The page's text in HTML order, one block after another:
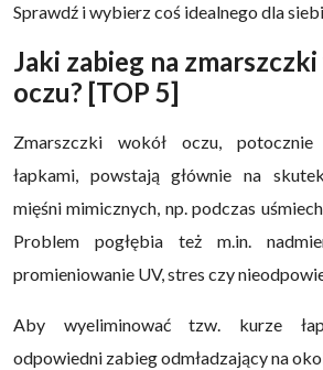
Sprawdź i wybierz coś idealnego dla
Jaki zabieg na
oczu? [TOP 5]
Zmarszczki wokół oczu, potocznie
łapkami, powstają głównie na
mięśni mimicznych, np. podczas
Problem pogłębia też m.in.
promieniowanie UV, stres czy
Aby wyeliminować tzw. kurze
odpowiedni zabieg odmładzający na